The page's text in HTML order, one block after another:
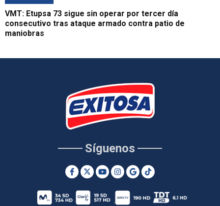
VMT: Etupsa 73 sigue sin operar por tercer día
consecutivo tras ataque armado contra patio de
maniobras
Síguenos